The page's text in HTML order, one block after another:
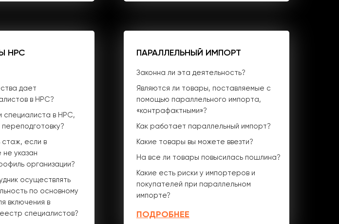
НРС
дает
в НРС?
специалиста в НРС,
стаж, если в
не указан
организации?
осуществлять
по основному
включения в
специалистов?
ПАРАЛЛЕЛЬНЫЙ ИМПОРТ
ПОДРОБНЕЕ
Законна ли эта деятельность?
Являются ли товары, поставляемые с
помощью параллельного импорта,
«контрафактными»?
Как работает параллельный импорт?
Какие товары вы можете ввезти?
На все ли товары повысилась пошлина?
Какие есть риски у импортеров и
покупателей при параллельном
импорте?